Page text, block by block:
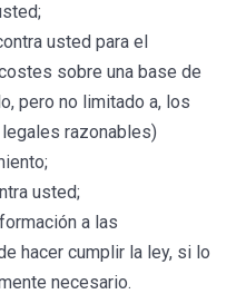
usted para el
sobre una base de
pero no limitado a, los
razonables)
usted;
a las
hacer cumplir la ley, si lo
necesario.